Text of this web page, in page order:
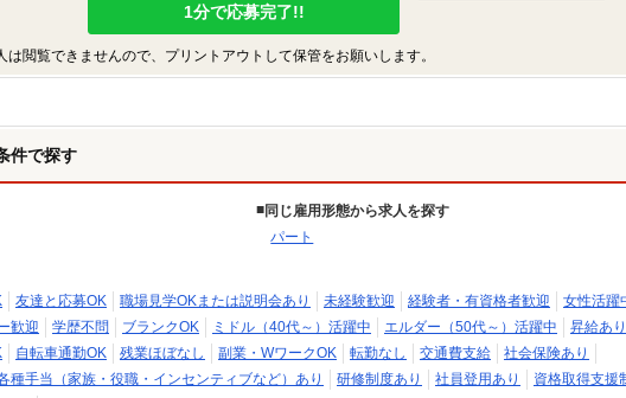
1分で応募完了!!
閲覧できませんので、プリントアウトして保管をお願いします。
件で探す
同じ雇用形態から求人を探す
パート
友達と応募OK 職場見学OKまたは説明会あり 未経験歓迎 経験者・有資格者歓迎
女性活躍
歓迎 学歴不問 ブランクOK ミドル（40代～）活躍中 エルダー（50代～）活躍中
昇給あり
自転車通勤OK 残業ほぼなし 副業・WワークOK 転勤なし 交通費支給
社会保険あり
種手当（家族・役職・インセンティブなど）あり 研修制度あり 社員登用あり
資格取得支援